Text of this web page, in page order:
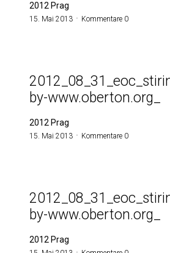
2012 Prag
15. Mai 2013 Kommentare 0
by-www.oberton.org_
2012 Prag
15. Mai 2013 Kommentare 0
by-www.oberton.org_
2012 Prag